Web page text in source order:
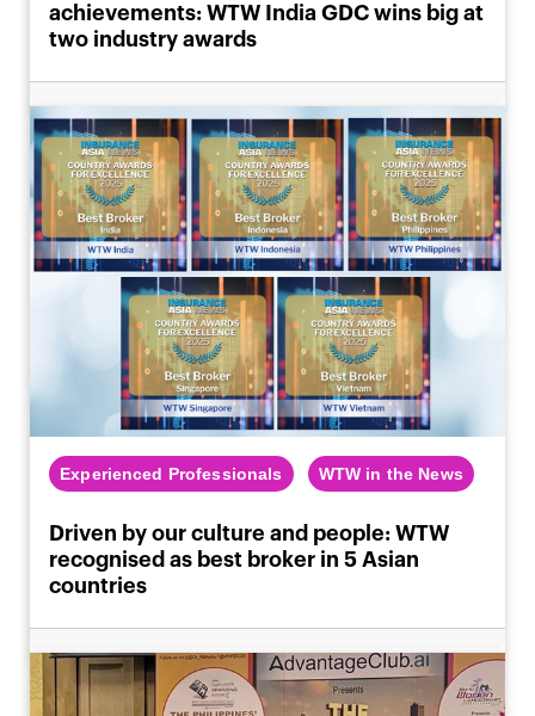
achievements: WTW India GDC wins big at
two industry awards
Experienced Professionals WTW in the News
Driven by our culture and people: WTW
recognised as best broker in 5 Asian
countries